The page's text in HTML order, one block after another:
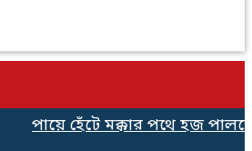
পায়ে হেঁটে মক্কার পথে হজ পালনের